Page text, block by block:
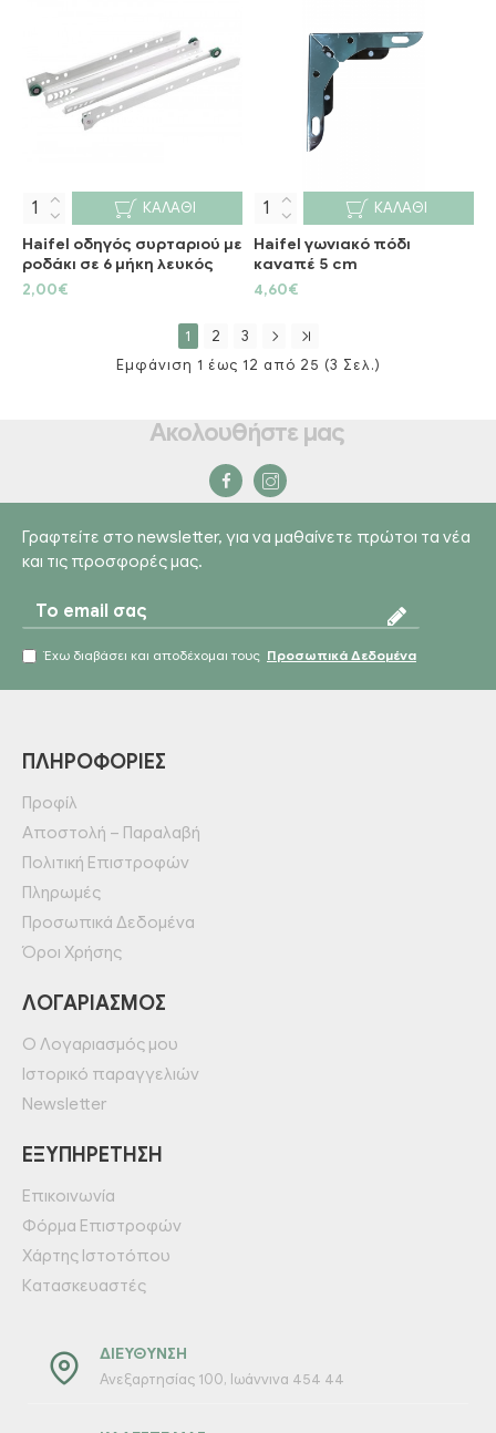
Haifel οδηγός συρταριού με
ροδάκι σε 6 μήκη λευκός
2,00€
ΚΑΛΆΘΙ
Haifel γωνιακό πόδι
καναπέ 5 cm
4,60€
ΚΑΛΆΘΙ
1 2
3
Εμφάνιση 1 έως 12 από 25 (3 Σελ.)
Ακολουθήστε μας
Γραφτείτε στο newsletter, για να μαθαίνετε πρώτοι τα νέα
και τις προσφορές μας.
Έχω διαβάσει και αποδέχομαι τους Προσωπικά Δεδομένα
ΠΛΗΡΟΦΟΡΊΕΣ
Προφίλ
Αποστολή – Παραλαβή
Πολιτική Επιστροφών
Πληρωμές
Προσωπικά Δεδομένα
Όροι Χρήσης
ΛΟΓΑΡΙΑΣΜΌΣ
Ο Λογαριασμός μου
Ιστορικό παραγγελιών
Newsletter
ΕΞΥΠΗΡΈΤΗΣΗ
Επικοινωνία
Φόρμα Επιστροφών
Χάρτης Ιστοτόπου
Κατασκευαστές
ΔΙΕΎΘΥΝΣΗ
Ανεξαρτησίας 100, Ιωάννινα 454 44